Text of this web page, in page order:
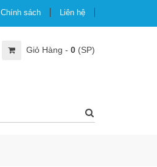
Chính sách Liên hệ
Giỏ Hàng - 0 (SP)